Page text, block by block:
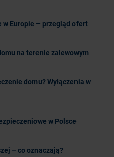
Europie – przegląd ofert
na terenie zalewowym
domu? Wyłączenia w
w Polsce
– co oznaczają?